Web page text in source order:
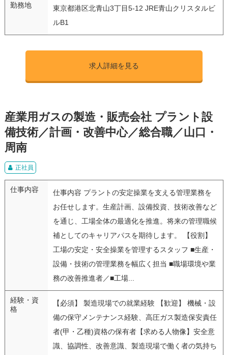
勤務地
東京都港区北青山3丁目5-12 JRE青山クリスタルビ
ルB1
求人詳細を見る
産業用ガスの製造・販売会社 プラント設
備技術／計画・改善中心／総合職／山口・
周南
正社員
仕事内容
仕事内容 プラントの安定操業を支える管理業務を
お任せします。生産計画、設備投資、技術改善など
を通じ、工場全体の最適化を推進。将来の管理職候
補としてのキャリアパスを期待します。 【役割】
工場の安定・安全操業を管理するスタッフ ■生産・
設備・技術の管理業務を幅広く担当 ■職場環境や業
務の改善推進者／■工場...
経験・資
格
【必須】 製造現場での就業経験 【歓迎】 機械・設
備の保守メンテナンス経験、高圧ガス製造保安責任
者(甲・乙種)資格の保有者【求める人物像】安全意
識、協調性、改善意識、製造現場で働く者の気持ち